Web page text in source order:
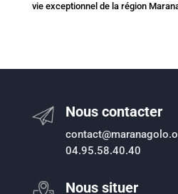
vie exceptionnel de la région
Nous contacter
04.95.58.40.40
Nous situer